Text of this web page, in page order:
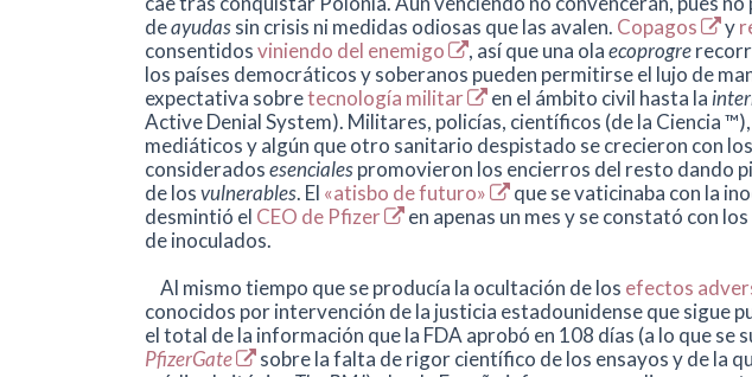
deayudassin crisis ni medidas odiosas que las avalen. Copagos y
consentidosviniendo del enemigo , así que una olaecoprogre
los países democráticos y soberanos pueden permitirse el lujo de
expectativa sobretecnología militar en el ámbito civil hasta la
Active Denial System). Militares, policías, científicos (de la Ciencia
mediáticos y algún que otro sanitario despistado se crecieron con
consideradosesencialespromovieron los encierros del resto dando
de losvulnerables. El «atisbo de futuro»
que se vaticinaba con la
desmintió el CEO de Pfizer
en apenas un mes y se constató con
de inoculados.
Al mismo tiempo que se producía la ocultación de los efectos
conocidos por intervención de la justicia estadounidense que sigue
el total de la información que la FDA aprobó en 108 días (a lo que se
PfizerGate
sobre la falta de rigor científico de los ensayos y de la